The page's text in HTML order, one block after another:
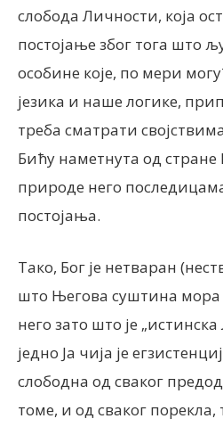
слобода Личности, која
постојање због тога што
особине које, по мери
језика и наше логике,
треба сматрати
Бићу наметнута од
природе него
постојања.
Тако, Бог је нетваран
што Његова суштина мора
него зато што је „истинска
једно Ја чија је
слободна од сваког
томе, и од сваког